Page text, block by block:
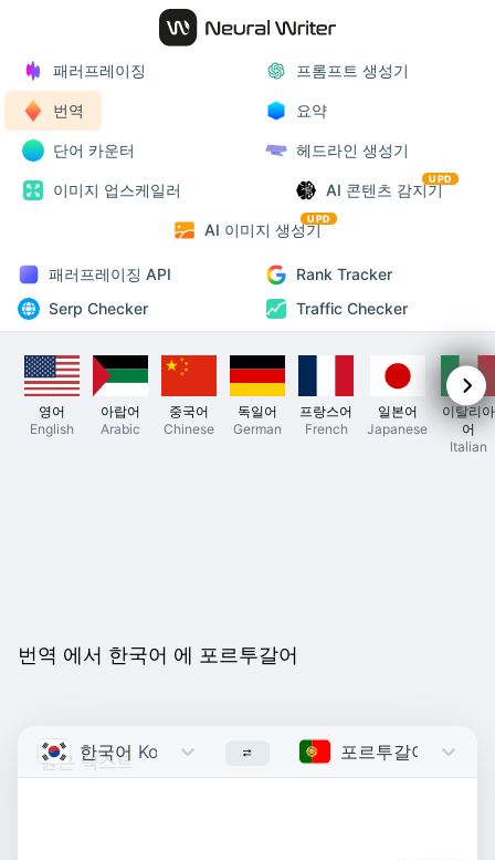
패러프레이징 프롬프트 생성기
번역 요약
단어 카운터 헤드라인 생성기
이미지 업스케일러 AI 콘텐츠 감지기
UPD
AI 이미지 생성기
UPD
패러프레이징 API
Rank Tracker
Serp Checker
Traffic Checker
영어
English
아랍어
Arabic
중국어
Chinese
독일어
German
프랑스어
French
일본어
Japanese
이탈리아
어
Italian
번역 에서 한국어 에 포르투갈어
한국어 Korean 포르투갈어